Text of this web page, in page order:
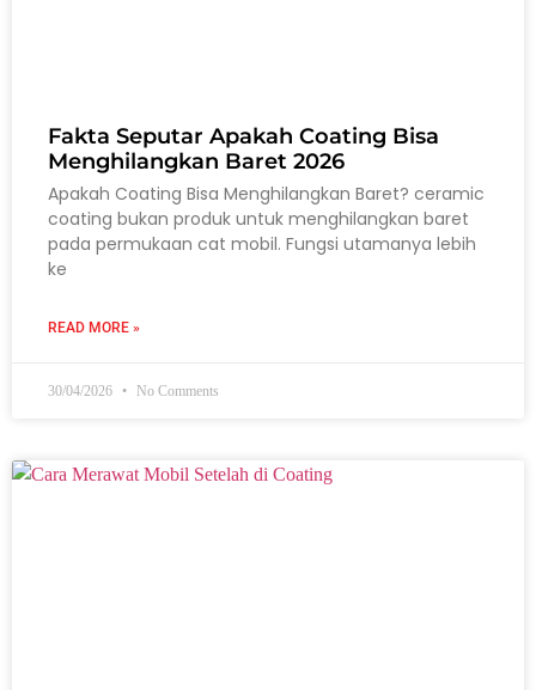
Fakta Seputar Apakah Coating Bisa
Menghilangkan Baret 2026
Apakah Coating Bisa Menghilangkan Baret? ceramic
coating bukan produk untuk menghilangkan baret
pada permukaan cat mobil. Fungsi utamanya lebih
ke
READ MORE »
30/04/2026 No Comments